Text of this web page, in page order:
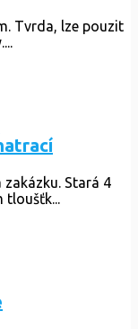
Tvrda, lze pouzit
Stará 4